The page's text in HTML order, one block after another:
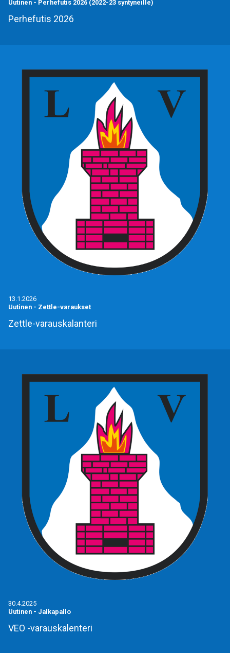
Uutinen - Perhefutis 2026 (2022-23 syntyneille)
Perhefutis 2026
13.1.2026
Uutinen - Zettle-varaukset
Zettle-varauskalanteri
30.4.2025
Uutinen - Jalkapallo
VEO -varauskalenteri